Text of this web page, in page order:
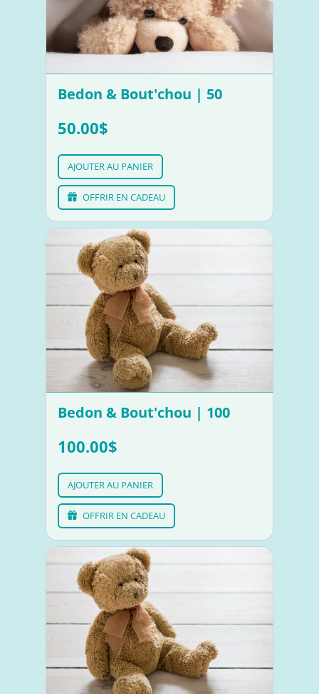
Bedon & Bout'chou | 50
50.00$
AJOUTER AU PANIER
OFFRIR EN CADEAU
Bedon & Bout'chou | 100
100.00$
AJOUTER AU PANIER
OFFRIR EN CADEAU